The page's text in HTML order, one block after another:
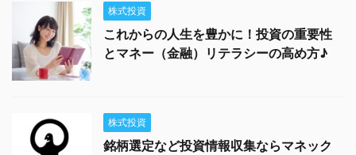
株式投資
これからの人生を豊かに！投資の重要性
とマネー（金融）リテラシーの高め方♪
株式投資
銘柄選定など投資情報収集ならマネック